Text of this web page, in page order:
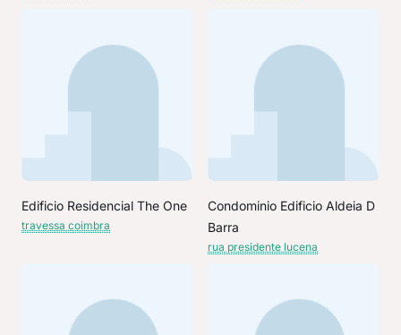
Edificio Residencial The One
travessa coimbra
Condominio Edificio Aldeia D
Barra
rua presidente lucena